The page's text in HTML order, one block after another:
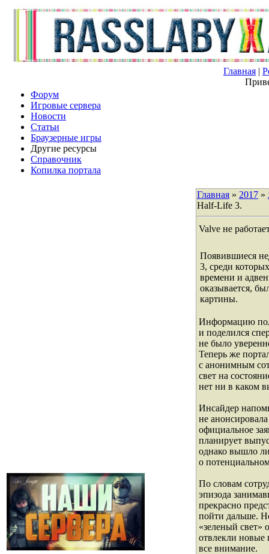
Главная |
Форум
Игровые сервера
Новости
Статьи
Браузерные игры
Другие ресурсы
Справочник
Копилка портала
Главная » 2017 »
Half-Life 3.
Valve не
Появившиеся
3, среди
времени и
оказывается,
картины.
Информацию
и поделился
не было
Теперь же
с анонимным
свет на
нет ни в каком
Инсайдер
не
официальное
планирует
однако вышло
о
По словам
эпизода
прекрасно
пойти дальше.
«зеленый
отвлекли новые
все внимание.